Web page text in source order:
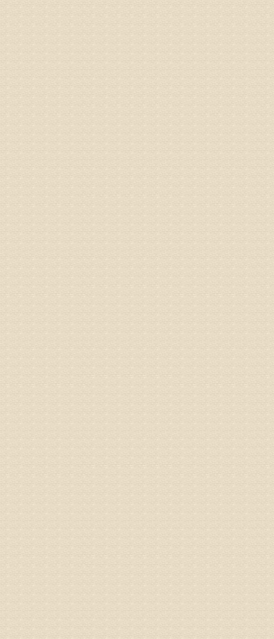
突出的
病情描
专家回
姓名：
病情描
何？
治疗方
病情描
梁断裂
专家回
姓名：
病情描
专家回
建议带
姓名：
病情描
治疗方
姓名：
病情描
专家回
姓名：